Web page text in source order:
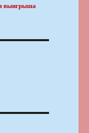
выигрыша